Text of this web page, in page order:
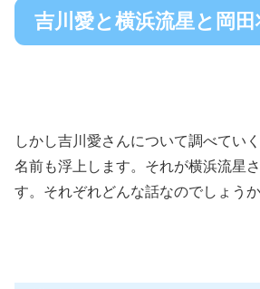
吉川愛と横浜流星と岡田
しかし吉川愛さんについて調べてい
名前も浮上します。それが横浜流星
す。それぞれどんな話なのでしょう